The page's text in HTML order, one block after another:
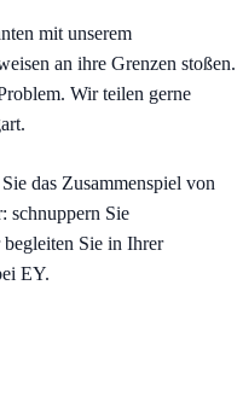
mit unserem
an ihre Grenzen stoßen.
Wir teilen gerne
das Zusammenspiel von
schnuppern Sie
Sie in Ihrer
EY.